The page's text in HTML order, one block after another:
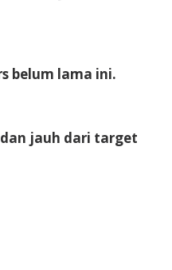
belum lama ini.
jauh dari target